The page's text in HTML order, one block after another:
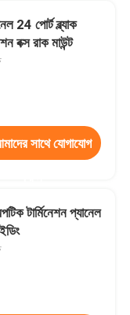
24 পোর্ট ব্ল্যাক
বক্স রাক মাউন্ট
সাথে যোগাযোগ
টার্মিনেশন প্যানেল